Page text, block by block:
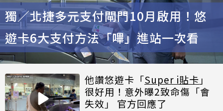
獨／北捷多元支付閘門10月啟用！悠
遊卡6大支付方法「嗶」進站一次看
他讚悠遊卡「Super i貼卡 」
很好用！意外曝2致命傷「會
失效」 官方回應了